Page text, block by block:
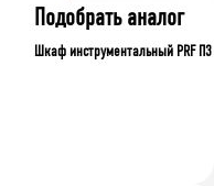
Подобрать аналог
Шкаф инструментальный PRF П3